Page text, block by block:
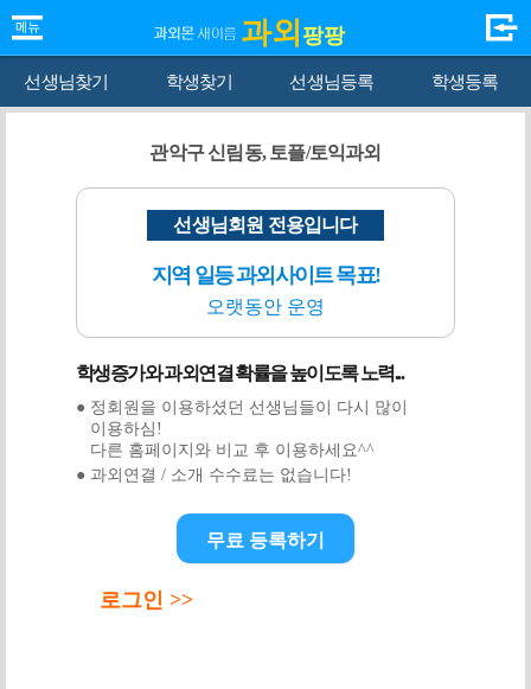
과외 팡팡
선생님찾기 학생찾기 선생님등록 학생등록
관악구 신림동, 토플/토익과외
선생님회원 전용입니다
지역 일등 과외사이트 목표!
오랫동안 운영
학생증가와 과외연결 확률을 높이도록 노력...
● 정회원을 이용하셨던 선생님들이 다시 많이
이용하심!
다른 홈페이지와 비교 후 이용하세요^^
● 과외연결 / 소개 수수료는 없습니다!
무료 등록하기
로그인 >>